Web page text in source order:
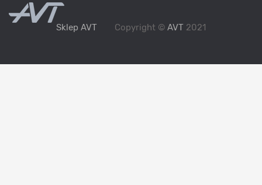
Sklep AVT Copyright © AVT 2021